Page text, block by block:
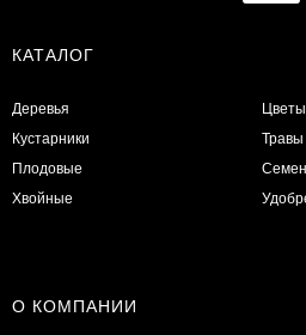
КАТАЛОГ
Деревья
Кустарники
Плодовые
Хвойные
Цветы
Травы
О КОМПАНИИ